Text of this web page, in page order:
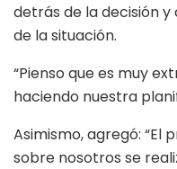
detrás de la decisión y
de la situación.
“Pienso que es muy
haciendo nuestra
Asimismo, agregó: “El
sobre nosotros se